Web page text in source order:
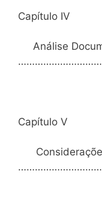
Capítulo IV
Análise
Capítulo V